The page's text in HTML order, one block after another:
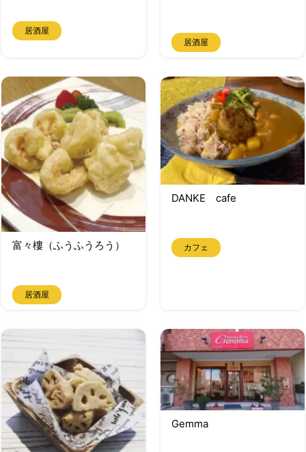
居酒屋
居酒屋
富々樓（ふうふうろう）
居酒屋
DANKE cafe
カフェ
Gemma